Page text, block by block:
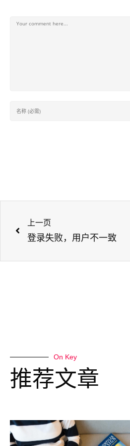
上一页
登录失败，用户不一致
On Key
推荐文章